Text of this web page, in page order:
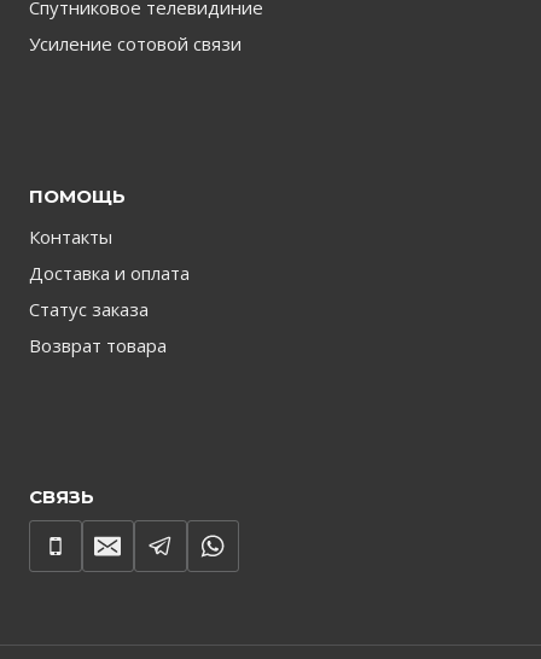
Спутниковое телевидиние
Усиление сотовой связи
ПОМОЩЬ
Контакты
Доставка и оплата
Статус заказа
Возврат товара
СВЯЗЬ